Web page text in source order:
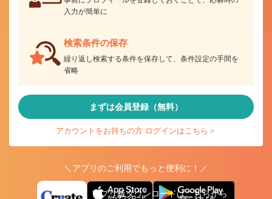
入力が簡単に
検索条件の保存
繰り返し検索する条件を保存して、条件設定の手間を
省略
まずは会員登録（無料）
アカウントをお持ちの方 ログインはこちら＞
＼アプリのご利用でもっと便利に！／
アプリ版ダウンロードはこちらから